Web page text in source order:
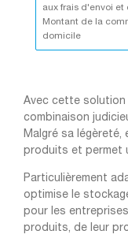
aux frais d'envoi et
Montant de la
domicile
Avec cette solution
combinaison
Malgré sa
produits et permet
Particulièrement
optimise le
pour les
produits, de leur